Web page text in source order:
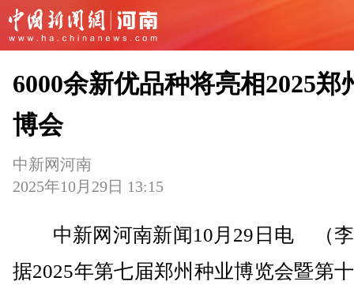
6000余新优品种将亮相2025郑
博会
中新网河南
2025年10月29日 13:15
中新网河南新闻10月29日电 （李
据2025年第七届郑州种业博览会暨第